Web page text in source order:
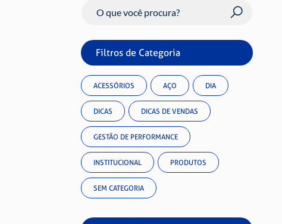
Buscar
Filtros de Categoria
ACESSÓRIOS AÇO DIA
DICAS DICAS DE VENDAS
GESTÃO DE PERFORMANCE
INSTITUCIONAL PRODUTOS
SEM CATEGORIA